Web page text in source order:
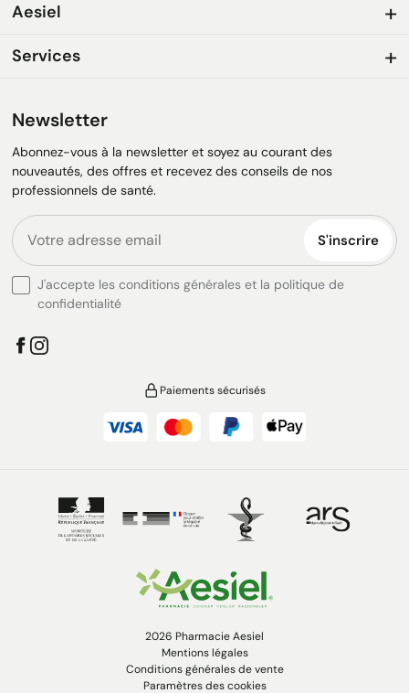
Aesiel
Services
Newsletter
Abonnez-vous à la newsletter et soyez au courant des
nouveautés, des offres et recevez des conseils de nos
professionnels de santé.
S'inscrire
J'accepte les conditions générales et la politique de
confidentialité
Paiements sécurisés
2026 Pharmacie Aesiel
Mentions légales
Conditions générales de vente
Paramètres des cookies